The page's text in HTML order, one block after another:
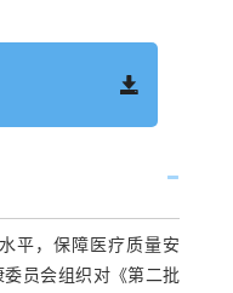
平，保障医疗质量安
员会组织对《第二批